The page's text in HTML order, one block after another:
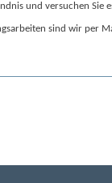
und versuchen Sie
sind wir per